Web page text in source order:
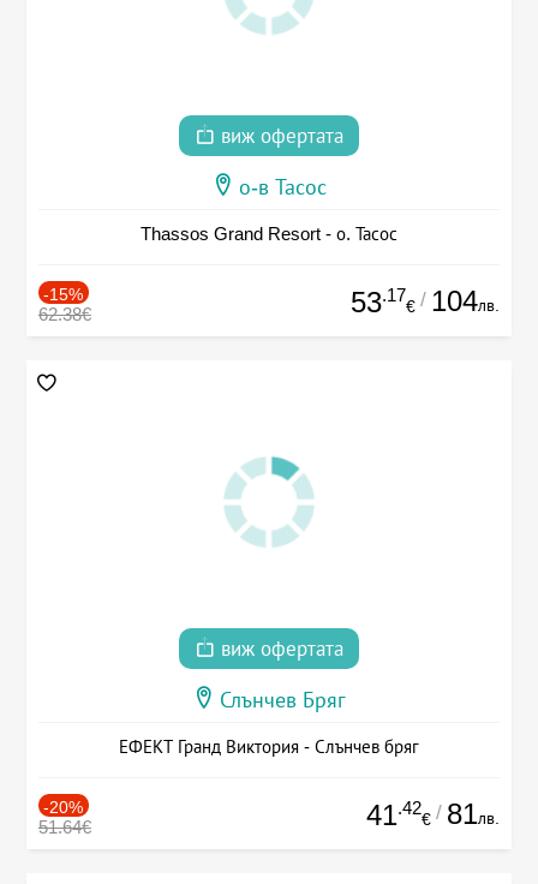
виж офертата
о-в Тасос
Thassos Grand Resort - о. Тасос
-15%
62.38€ 53.17
€ / 104лв.
виж офертата
Слънчев Бряг
ЕФЕКТ Гранд Виктория - Слънчев бряг
-20%
51.64€ 41.42
€ / 81лв.